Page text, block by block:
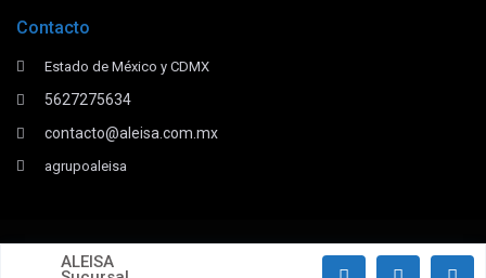
Contacto
Estado de México y CDMX
5627275634
contacto@aleisa.com.mx
agrupoaleisa
Derechos Reservados 2026.
ALEISA